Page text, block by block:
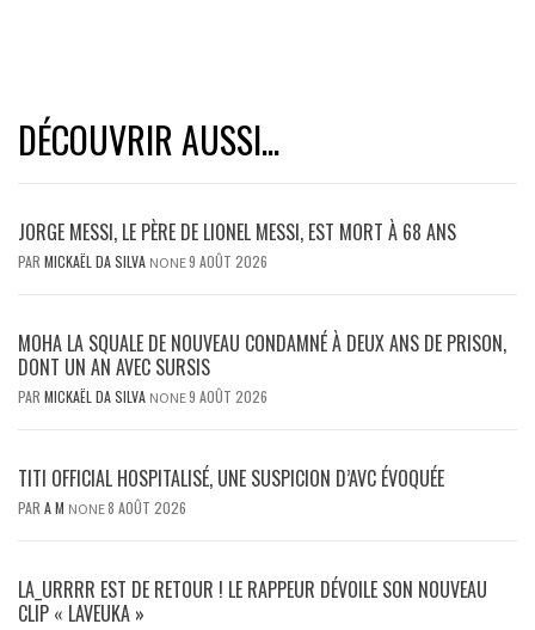
DÉCOUVRIR AUSSI...
JORGE MESSI, LE PÈRE DE LIONEL MESSI, EST MORT À 68 ANS
PAR MICKAËL DA SILVA NONE9 AOÛT 2026
MOHA LA SQUALE DE NOUVEAU CONDAMNÉ À DEUX ANS DE PRISON,
DONT UN AN AVEC SURSIS
PAR MICKAËL DA SILVA NONE9 AOÛT 2026
TITI OFFICIAL HOSPITALISÉ, UNE SUSPICION D’AVC ÉVOQUÉE
PAR A M NONE8 AOÛT 2026
LA_URRRR EST DE RETOUR ! LE RAPPEUR DÉVOILE SON NOUVEAU
CLIP « LAVEUKA »